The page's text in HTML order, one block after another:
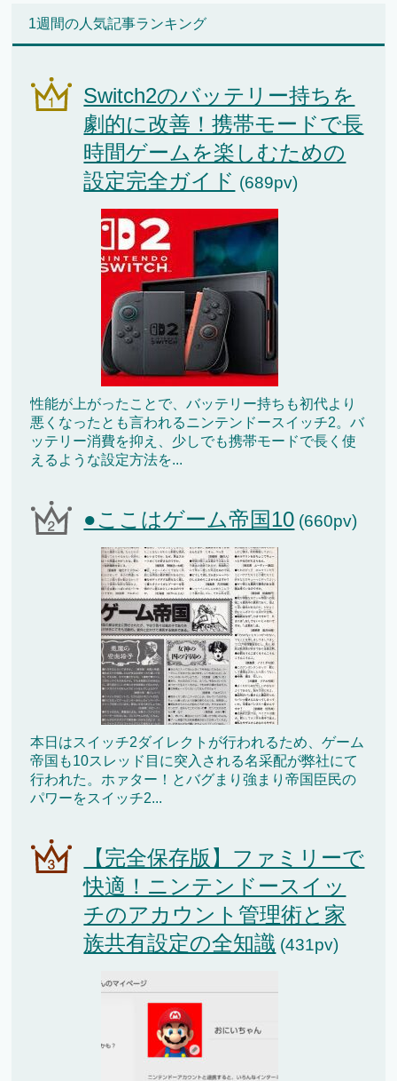
1週間の人気記事ランキング
Switch2のバッテリー持ちを
劇的に改善！携帯モードで長
時間ゲームを楽しむための
設定完全ガイド (689pv)
性能が上がったことで、バッテリー持ちも初代より
悪くなったとも言われるニンテンドースイッチ2。バ
ッテリー消費を抑え、少しでも携帯モードで長く使
えるような設定方法を...
●ここはゲーム帝国10 (660pv)
本日はスイッチ2ダイレクトが行われるため、ゲーム
帝国も10スレッド目に突入される名采配が弊社にて
行われた。ホァター！とバグまり強まり帝国臣民の
パワーをスイッチ2...
【完全保存版】ファミリーで
快適！ニンテンドースイッ
チのアカウント管理術と家
族共有設定の全知識 (431pv)